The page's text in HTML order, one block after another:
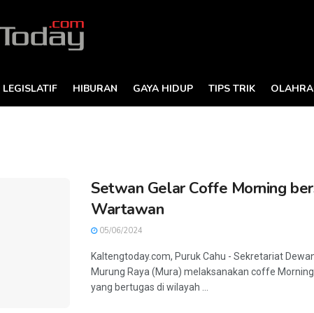
HIBURAN GAYA HIDUP TIPS TRIK
Setwan Gelar Coffe Morning
Wartawan
05/06/2024
Kaltengtoday.com, Puruk Cahu - Sekretariat
Murung Raya (Mura) melaksanakan coffe
yang bertugas di wilayah ...